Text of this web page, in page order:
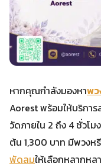
หากคุณกำลังมองหาพว
Aorest พร้อมให้บริกา
วัดภายใน 2 ถึง 4 ชั่วโม
ต้น 1,300 บาท มีพวงห
พัดลมให้เลือกหลากหล